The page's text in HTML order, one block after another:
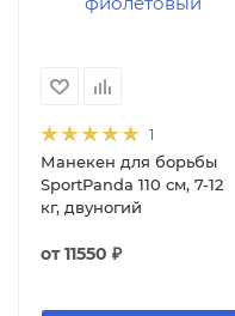
1
Манекен для борьбы
SportPanda 110 см, 7-12
кг, двуногий
от11550 ₽